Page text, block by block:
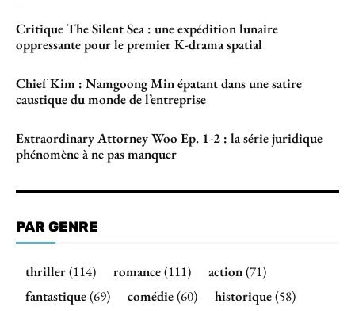
Critique The Silent Sea : une expédition lunaire
oppressante pour le premier K-drama spatial
Chief Kim : Namgoong Min épatant dans une satire
caustique du monde de l’entreprise
Extraordinary Attorney Woo Ep. 1-2 : la série juridique
phénomène à ne pas manquer
PAR GENRE
thriller(114) romance(111) action(71)
fantastique(69) comédie(60) historique(58)